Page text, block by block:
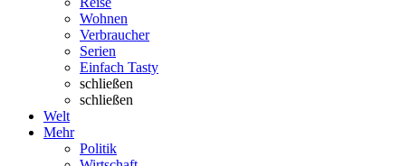
Wohnen
Verbraucher
Serien
Einfach Tasty
schließen
schließen
Welt
Mehr
Politik